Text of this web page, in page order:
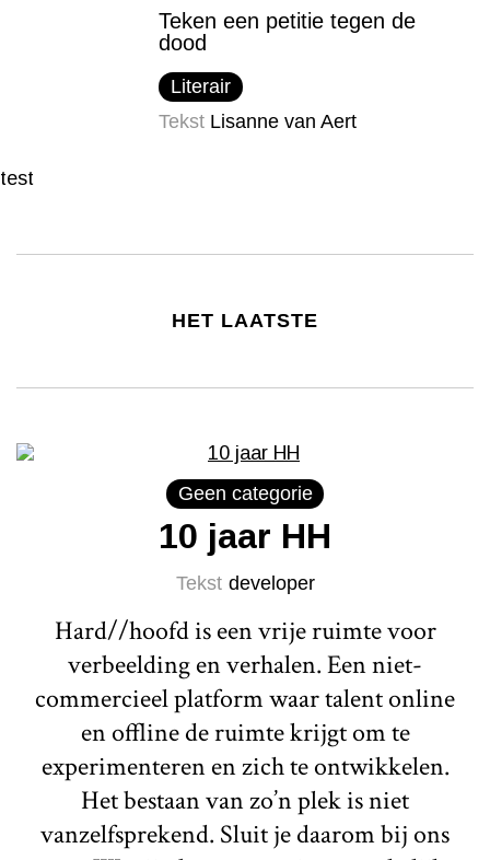
Teken een petitie tegen de
dood
Literair
Tekst Lisanne van Aert
test
HET LAATSTE
Geen categorie
10 jaar HH
Tekst developer
Hard//hoofd is een vrije ruimte voor
verbeelding en verhalen. Een niet-
commercieel platform waar talent online
en offline de ruimte krijgt om te
experimenteren en zich te ontwikkelen.
Het bestaan van zo’n plek is niet
vanzelfsprekend. Sluit je daarom bij ons